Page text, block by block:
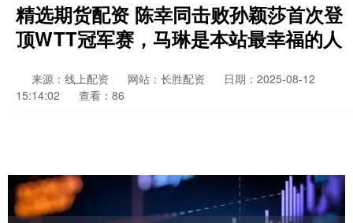
精选期货配资 陈幸同击败孙颖莎首次登
顶WTT冠军赛，马琳是本站最幸福的人
来源：线上配资 网站：长胜配资
日期：2025-08-12
15:14:02
查看：86